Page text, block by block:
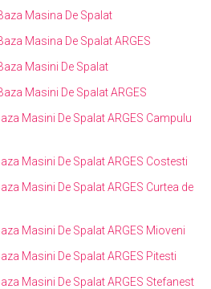
Masina De Spalat
Masina De Spalat ARGES
Masini De Spalat
Masini De Spalat ARGES
Masini De Spalat ARGES Campulu
Masini De Spalat ARGES Costesti
Masini De Spalat ARGES Curtea de
Masini De Spalat ARGES Mioveni
Masini De Spalat ARGES Pitesti
Masini De Spalat ARGES Stefanest